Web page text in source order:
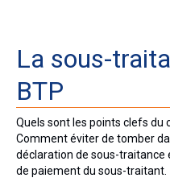
Formations Marchés
Nos audits
Actualités
Honoraires
La sous-
BTP
Quels sont les points clefs du
Comment éviter de tomber
déclaration de sous-traitance
de paiement du sous-traitant.